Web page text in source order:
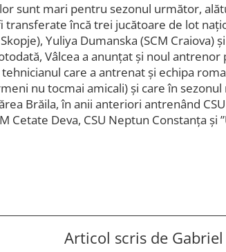
sunt mari pentru sezonul următor,
transferate încă trei jucătoare de lot
Yuliya Dumanska (SCM Craiova)
Vâlcea a anunțat și noul antrenor
care a antrenat și echipa
nu tocmai amicali) și care în
Brăila, în anii anteriori antrenând
Cetate Deva, CSU Neptun Constanța și
Articol scris de